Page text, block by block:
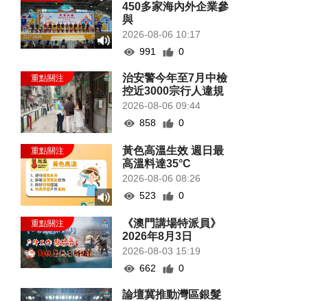
450多家海內外企業參
與
2026-08-06 10:17
991
0
治安警今年至7月中檢
控近3000宗行人違規
2026-08-06 09:44
858
0
黃色高溫生效 週日最
高溫料達35°C
2026-08-06 08:26
523
0
《澳門講場特派員》
2026年8月3日
2026-08-03 15:19
662
0
論壇冀推動灣區銀髮